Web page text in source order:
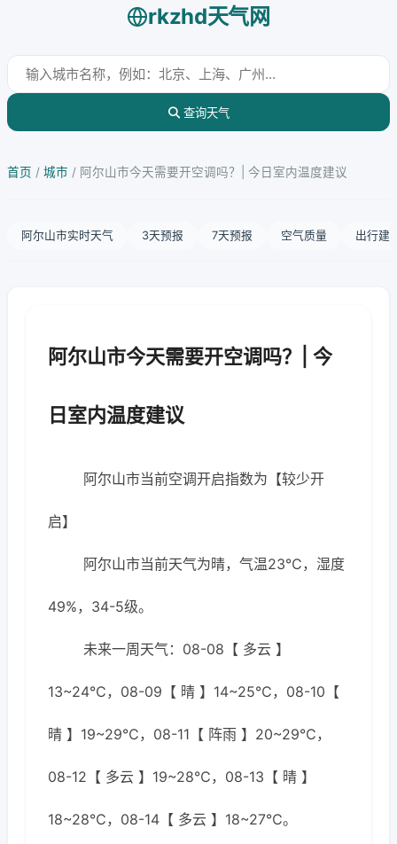
rkzhd天气网
查询天气
首页 / 城市 / 阿尔山市今天需要开空调吗？| 今日室内温度建议
阿尔山市实时天气 3天预报 7天预报 空气质量 出行建
阿尔山市今天需要开空调吗？| 今
日室内温度建议
阿尔山市当前空调开启指数为【较少开
启】
阿尔山市当前天气为晴，气温23℃，湿度
49%，34-5级。
未来一周天气：08-08【 多云 】
13~24℃，08-09【 晴 】14~25℃，08-10【
晴 】19~29℃，08-11【 阵雨 】20~29℃，
08-12【 多云 】19~28℃，08-13【 晴 】
18~28℃，08-14【 多云 】18~27℃。